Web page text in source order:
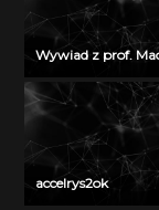
Wywiad z prof.
accelrys2ok